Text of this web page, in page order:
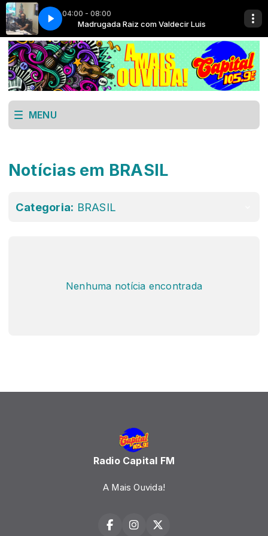
04:00 - 08:00
Luis Madrugada Raiz com Valdecir Luis
MENU
Notícias em BRASIL
Categoria: BRASIL
Nenhuma notícia encontrada
Radio Capital FM
A Mais Ouvida!